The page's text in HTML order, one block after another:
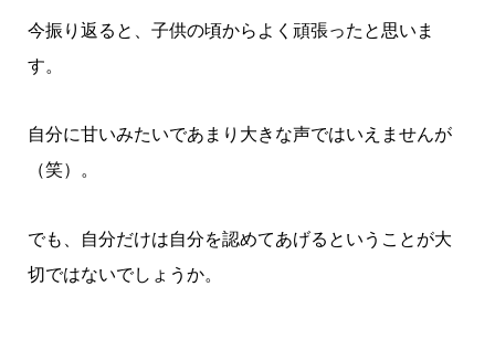
今振り返ると、子供の頃からよく頑張ったと思いま
す。
自分に甘いみたいであまり大きな声ではいえませんが
（笑）。
でも、自分だけは自分を認めてあげるということが大
切ではないでしょうか。